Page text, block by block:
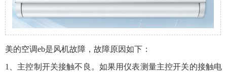
美的空调eb是风机故障，故障原因如下：
1、主控制开关接触不良。如果用仪表测量主控开关的接触电